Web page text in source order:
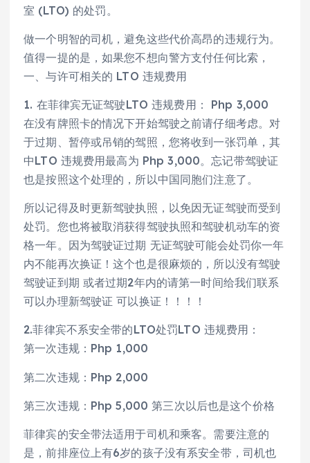
室 (LTO) 的处罚。
做一个明智的司机，避免这些代价高昂的违规行为。
值得一提的是，如果您不想向警方支付任何比索，
一、与许可相关的 LTO 违规费用
1. 在菲律宾无证驾驶LTO 违规费用： Php 3,000
在没有牌照卡的情况下开始驾驶之前请仔细考虑。对
于过期、暂停或吊销的驾照，您将收到一张罚单，其
中LTO 违规费用最高为 Php 3,000。忘记带驾驶证
也是按照这个处理的，所以中国同胞们注意了。
所以记得及时更新驾驶执照，以免因无证驾驶而受到
处罚。您也将被取消获得驾驶执照和驾驶机动车的资
格一年。因为驾驶证过期 无证驾驶可能会处罚你一年
内不能再次换证！这个也是很麻烦的，所以没有驾驶
驾驶证到期 或者过期2年内的请第一时间给我们联系
可以办理新驾驶证 可以换证！！！！
2.菲律宾不系安全带的LTO处罚LTO 违规费用：
第一次违规：Php 1,000
第二次违规：Php 2,000
第三次违规：Php 5,000 第三次以后也是这个价格
菲律宾的安全带法适用于司机和乘客。需要注意的
是，前排座位上有6岁的孩子没有系安全带，司机也